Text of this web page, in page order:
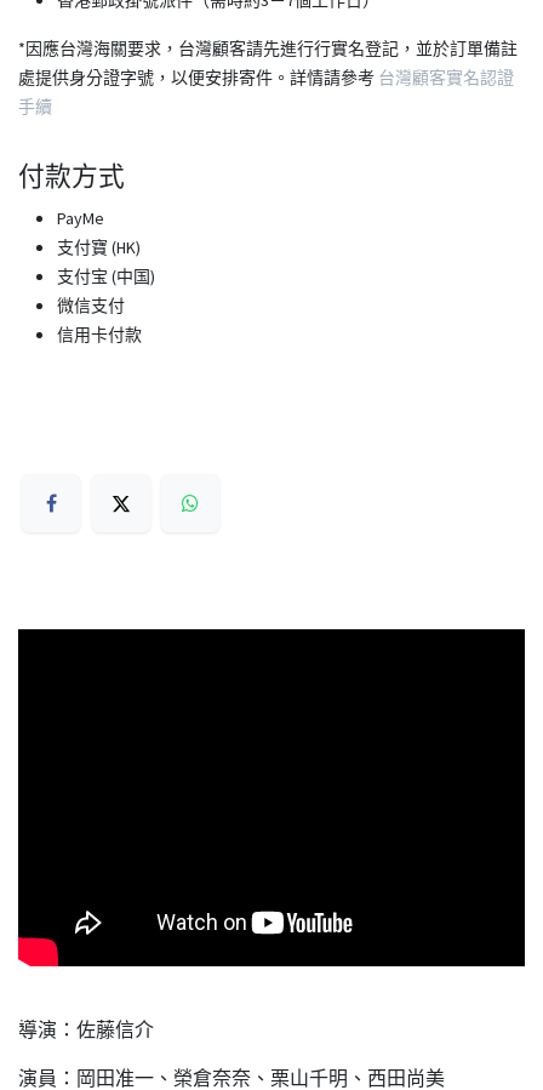
*因應台灣海關要求，台灣顧客請先進行行實名登記，並於訂單備註
處提供身分證字號，以便安排寄件。詳情請參考 台灣顧客實名認證
手續
付款方式
PayMe
支付寶 (HK)
支付宝 (中国)
微信支付
信用卡付款
導演：佐藤信介
演員：岡田准一、榮倉奈奈、栗山千明、西田尚美